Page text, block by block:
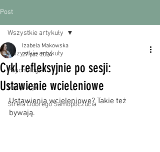
Post
Wszystkie artykuły
Psychologia
Medytacja
Strefa Dobrego Samopoczucia
Wszystkie artykuły
Cykl refleksyjnie po sesji:
Ustawienie wcieleniowe
Izabela Makowska
27 paź 2024
Ustawienia wcieleniowe? Takie też
bywają.